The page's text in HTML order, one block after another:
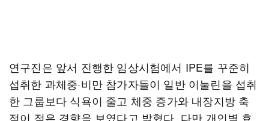
연구진은 앞서 진행한 임상시험에서 IPE를 꾸준히
섭취한 과체중·비만 참가자들이 일반 이눌린을 섭취
한 그룹보다 식욕이 줄고 체중 증가와 내장지방 축
적이 적은 경향을 보였다고 밝혔다. 다만 개인별 효